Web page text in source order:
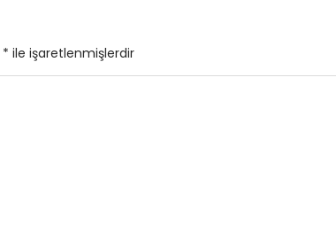
* ile işaretlenmişlerdir